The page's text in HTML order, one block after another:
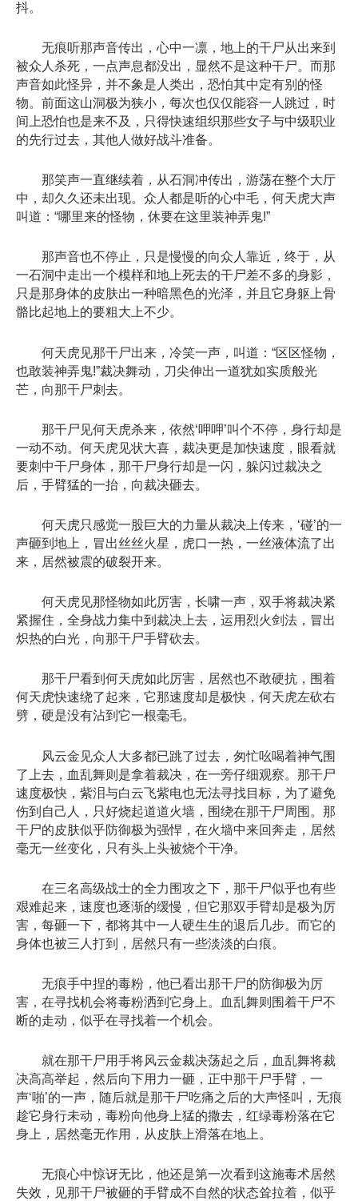
抖。
无痕听那声音传出，心中一凛，地上的干尸从出来到
被众人杀死，一点声息都没出，显然不是这种干尸。而那
声音如此怪异，并不象是人类出，恐怕其中定有别的怪
物。前面这山洞极为狭小，每次也仅仅能容一人跳过，时
间上恐怕也是来不及，只得快速组织那些女子与中级职业
的先行过去，其他人做好战斗准备。
那笑声一直继续着，从石洞冲传出，游荡在整个大厅
中，却久久还未出现。众人都是听的心中毛，何天虎大声
叫道：“哪里来的怪物，休要在这里装神弄鬼!”
那声音也不停止，只是慢慢的向众人靠近，终于，从
一石洞中走出一个模样和地上死去的干尸差不多的身影，
只是那身体的皮肤出一种暗黑色的光泽，并且它身躯上骨
骼比起地上的要粗大上不少。
何天虎见那干尸出来，冷笑一声，叫道：“区区怪物，
也敢装神弄鬼!”裁决舞动，刀尖伸出一道犹如实质般光
芒，向那干尸刺去。
那干尸见何天虎杀来，依然‘呷呷’叫个不停，身行却是
一动不动。何天虎见状大喜，裁决更是加快速度，眼看就
要刺中干尸身体，那干尸身行却是一闪，躲闪过裁决之
后，手臂猛的一抬，向裁决砸去。
何天虎只感觉一股巨大的力量从裁决上传来，‘碰’的一
声砸到地上，冒出丝丝火星，虎口一热，一丝液体流了出
来，居然被震的破裂开来。
何天虎见那怪物如此厉害，长啸一声，双手将裁决紧
紧握住，全身战力集中到裁决上去，运用烈火剑法，冒出
炽热的白光，向那干尸手臂砍去。
那干尸看到何天虎如此厉害，居然也不敢硬抗，围着
何天虎快速绕了起来，它那速度却是极快，何天虎左砍右
劈，硬是没有沾到它一根毫毛。
风云金见众人大多都已跳了过去，匆忙吆喝着神气围
了上去，血乱舞则是拿着裁决，在一旁仔细观察。那干尸
速度极快，紫泪与白云飞紫电也无法寻找目标，为了避免
伤到自己人，只好烧起道道火墙，围绕在那干尸周围。那
干尸的皮肤似乎防御极为强悍，在火墙中来回奔走，居然
毫无一丝变化，只有头上头被烧个干净。
在三名高级战士的全力围攻之下，那干尸似乎也有些
艰难起来，速度也逐渐的缓慢，但它那双手臂却是极为厉
害，每砸一下，都将其中一人硬生生的退后几步。而它的
身体也被三人打到，居然只有一些淡淡的白痕。
无痕手中捏的毒粉，他已看出那干尸的防御极为厉
害，在寻找机会将毒粉洒到它身上。血乱舞则围着干尸不
断的走动，似乎在寻找着一个机会。
就在那干尸用手将风云金裁决荡起之后，血乱舞将裁
决高高举起，然后向下用力一砸，正中那干尸手臂，一
声‘啪’的一声，随后就是那干尸吃痛之后的大声怪叫，无痕
趁它身行未动，毒粉向他身上猛的撒去，红绿毒粉落在它
身上，居然毫无作用，从皮肤上滑落在地上。
无痕心中惊讶无比，他还是第一次看到这施毒术居然
失效，见那干尸被砸的手臂成不自然的状态耸拉着，似乎